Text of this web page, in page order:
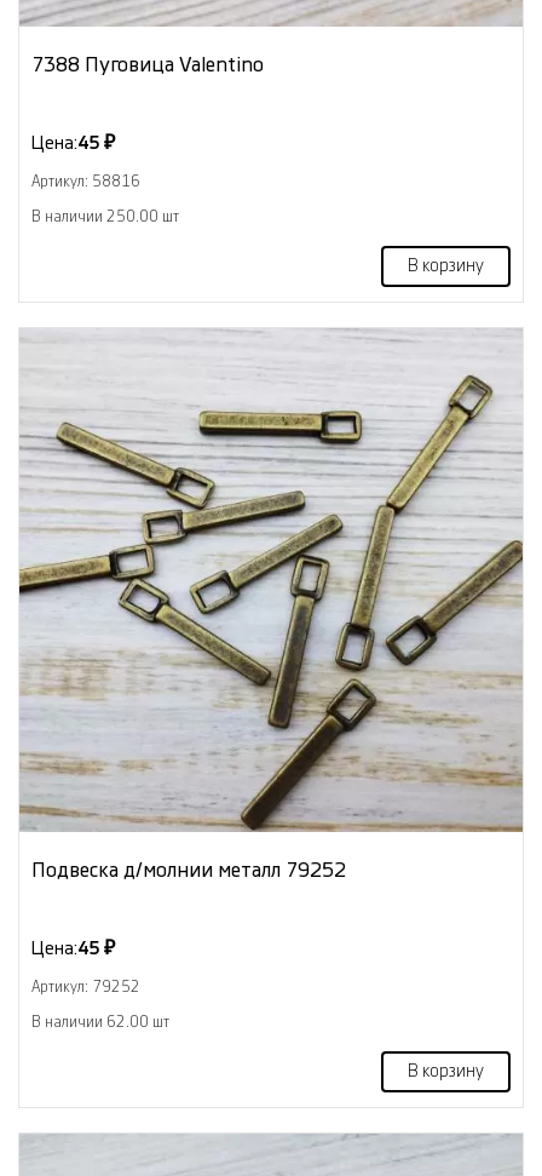
7388 Пуговица Valentino
Цена:45 ₽
Артикул: 58816
В наличии 250.00 шт
В корзину
Подвеска д/молнии металл 79252
Цена:45 ₽
Артикул: 79252
В наличии 62.00 шт
В корзину